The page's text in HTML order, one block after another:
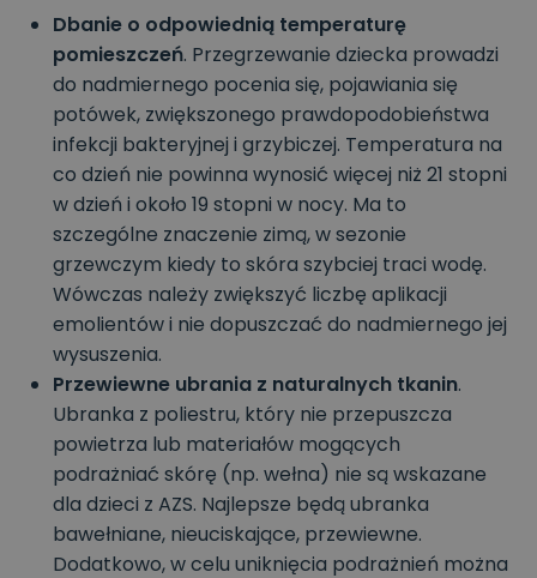
Dbanie o odpowiednią temperaturę
pomieszczeń. Przegrzewanie dziecka prowadzi
do nadmiernego pocenia się, pojawiania się
potówek, zwiększonego prawdopodobieństwa
infekcji bakteryjnej i grzybiczej. Temperatura na
co dzień nie powinna wynosić więcej niż 21 stopni
w dzień i około 19 stopni w nocy. Ma to
szczególne znaczenie zimą, w sezonie
grzewczym kiedy to skóra szybciej traci wodę.
Wówczas należy zwiększyć liczbę aplikacji
emolientów i nie dopuszczać do nadmiernego jej
wysuszenia.
Przewiewne ubrania z naturalnych tkanin.
Ubranka z poliestru, który nie przepuszcza
powietrza lub materiałów mogących
podrażniać skórę (np. wełna) nie są wskazane
dla dzieci z AZS. Najlepsze będą ubranka
bawełniane, nieuciskające, przewiewne.
Dodatkowo, w celu uniknięcia podrażnień można